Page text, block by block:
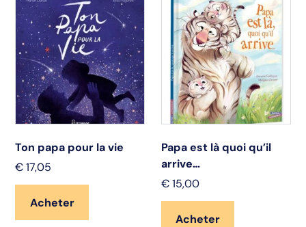
Ton papa pour la vie
€ 17,05
Acheter
Papa est là quoi qu’il
arrive…
€ 15,00
Acheter